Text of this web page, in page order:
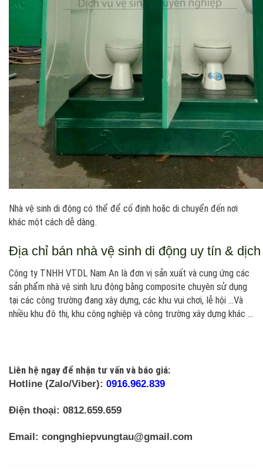
Nhà vệ sinh di động có thể để cố định hoặc di chuyển đến nơi
khác một cách dễ dàng.
Địa chỉ bán nhà vệ sinh di động uy tín &
Công ty TNHH VTDL Nam An là đơn vị sản xuất và cung ứng các
sản phẩm nhà vệ sinh lưu động bằng composite chuyên sử dụng
tại các công trường đang xây dựng, các khu vui chơi, lễ hội …Và
nhiều khu đô thị, khu công nghiệp và công trường xây dựng khác …
Liên hệ ngay để nhận tư vấn và báo giá:
Hotline (Zalo/Viber): 0916.962.839
Điện thoại: 0812.659.659
Email: congnghiepvungtau@gmail.com